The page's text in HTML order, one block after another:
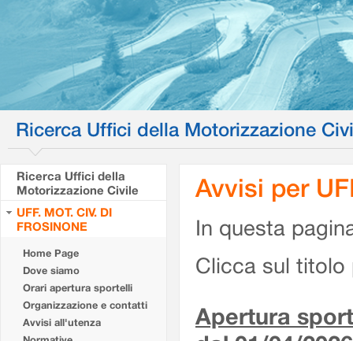
Ricerca Uffici della Motorizzazione
Ricerca Uffici della
Motorizzazione Civile
UFF. MOT. CIV. DI
FROSINONE
Home Page
Dove siamo
Orari apertura sportelli
Organizzazione e contatti
Avvisi all'utenza
Avvisi per
In questa
Clicca sul titolo
Apertura